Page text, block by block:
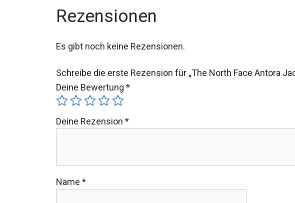
Rezensionen
Es gibt noch keine Rezensionen.
Schreibe die erste Rezension für „The North Face Antora
Deine Bewertung *
Deine Rezension *
Name *